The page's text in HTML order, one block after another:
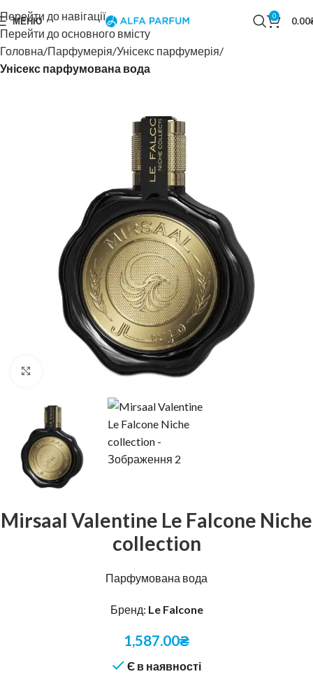
Перейти до навігації
Перейти до основного вмісту
МЕНЮ 0 0.00
Головна Парфумерія Унісекс парфумерія
Унісекс парфумована вода
Натисніть, щоб збільшити
Mirsaal Valentine Le Falcone Niche
collection
Парфумована вода
Бренд: Le Falcone
1,587.00₴
Є в наявності